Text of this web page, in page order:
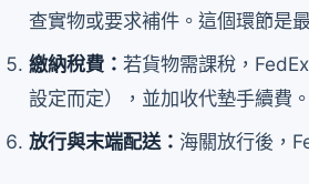
查實物或要求補件。這個環節是
繳納稅費：若貨物需課稅，
設定而定），並加收代墊手續費。
放行與末端配送： 海關放行後，